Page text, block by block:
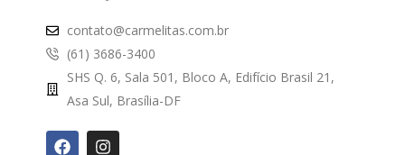
contato@carmelitas.com.br
(61) 3686-3400
SHS Q. 6, Sala 501, Bloco A, Edifício Brasil 21,
Asa Sul, Brasília-DF